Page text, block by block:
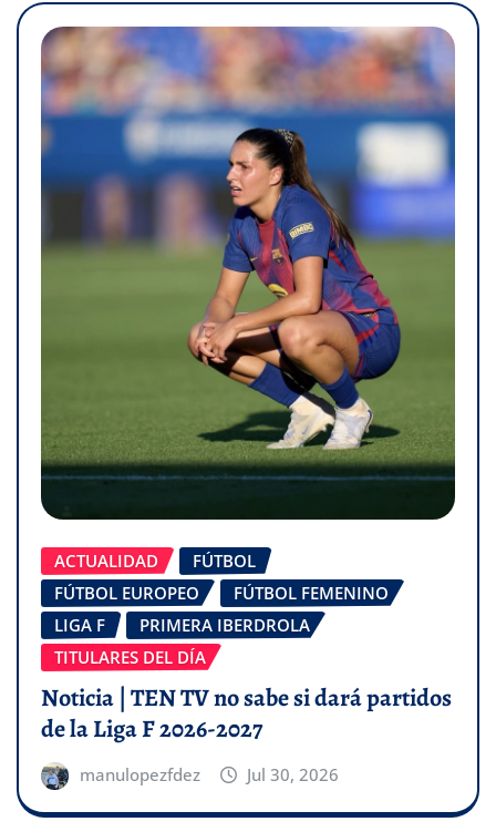
ACTUALIDAD
FÚTBOL
FÚTBOL EUROPEO
FÚTBOL FEMENINO
LIGA F
PRIMERA IBERDROLA
TITULARES DEL DÍA
Noticia | TEN TV no sabe si dará partidos
de la Liga F 2026-2027
manulopezfdez Jul 30, 2026